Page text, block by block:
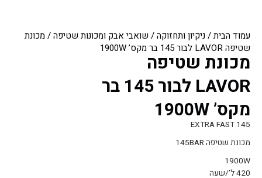
עמוד הבית/ניקיון ותחזוקה/ שואבי אבק ומכונות שטיפה/ מכונת
שטיפה LAVOR לבור 145 בר מקס’ 1900W
מכונת שטיפה
LAVOR לבור 145 בר
מקס’ 1900W
145 EXTRA FAST
מכונת שטיפה 145BAR
1900W
420 ל’/שעה